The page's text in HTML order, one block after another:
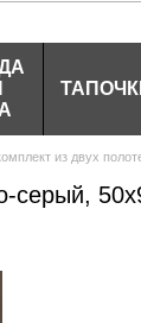
из двух
серый,